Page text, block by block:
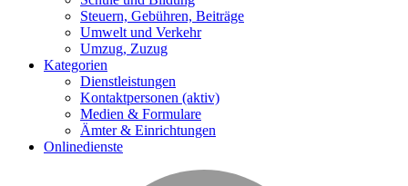
Steuern, Gebühren, Beiträge
Umwelt und Verkehr
Umzug, Zuzug
Kategorien
Dienstleistungen
Kontaktpersonen (aktiv)
Medien & Formulare
Ämter & Einrichtungen
Onlinedienste